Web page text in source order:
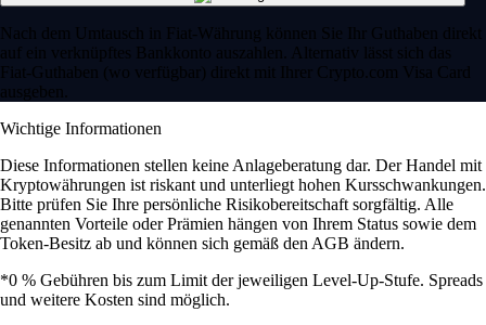
Nach dem Umtausch in Fiat-Währung können Sie Ihr Guthaben direkt
auf ein verknüpftes Bankkonto auszahlen. Alternativ lässt sich das
Fiat-Guthaben (wo verfügbar) direkt mit Ihrer Crypto.com Visa Card
ausgeben.
Wichtige Informationen
Diese Informationen stellen keine Anlageberatung dar. Der Handel mit
Kryptowährungen ist riskant und unterliegt hohen Kursschwankungen.
Bitte prüfen Sie Ihre persönliche Risikobereitschaft sorgfältig. Alle
genannten Vorteile oder Prämien hängen von Ihrem Status sowie dem
Token-Besitz ab und können sich gemäß den AGB ändern.
*0 % Gebühren bis zum Limit der jeweiligen Level-Up-Stufe. Spreads
und weitere Kosten sind möglich.